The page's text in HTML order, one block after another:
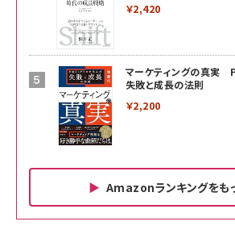
￥2,420
マーケティングの真実
失敗と成長の法則
￥2,200
Amazonランキングをも